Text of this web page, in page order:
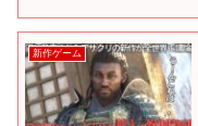
新作ゲーム